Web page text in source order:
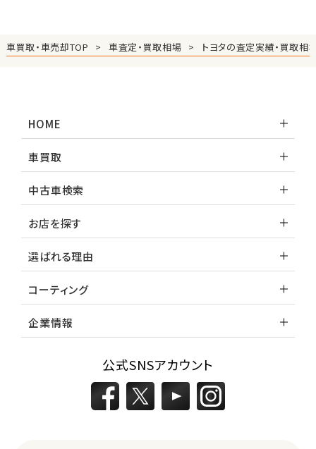
車買取・車売却TOP 車査定・買取相場 トヨタの査定実績・買取相
HOME
車買取
中古車検索
お店を探す
選ばれる理由
コーティング
企業情報
公式SNSアカウント